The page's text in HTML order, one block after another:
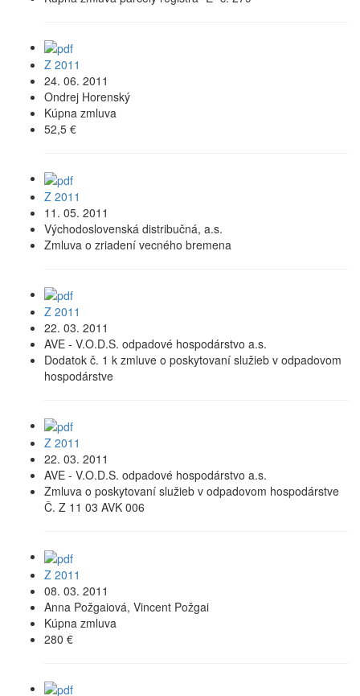
Z 2011
24. 06. 2011
Ondrej Horenský
Kúpna zmluva
52,5 €
Z 2011
11. 05. 2011
Východoslovenská distribučná, a.s.
Zmluva o zriadení vecného bremena
Z 2011
22. 03. 2011
AVE - V.O.D.S. odpadové hospodárstvo a.s.
Dodatok č. 1 k zmluve o poskytovaní služieb v odpadovom
hospodárstve
Z 2011
22. 03. 2011
AVE - V.O.D.S. odpadové hospodárstvo a.s.
Zmluva o poskytovaní služieb v odpadovom hospodárstve
Č. Z 11 03 AVK 006
Z 2011
08. 03. 2011
Anna Požgaiová, Vincent Požgai
Kúpna zmluva
280 €